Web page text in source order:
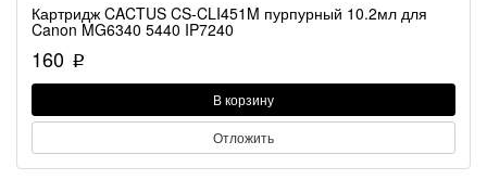
Картридж CACTUS CS-CLI451M пурпурный 10.2мл для
Canon MG6340 5440 IP7240
160 p
В корзину
Отложить